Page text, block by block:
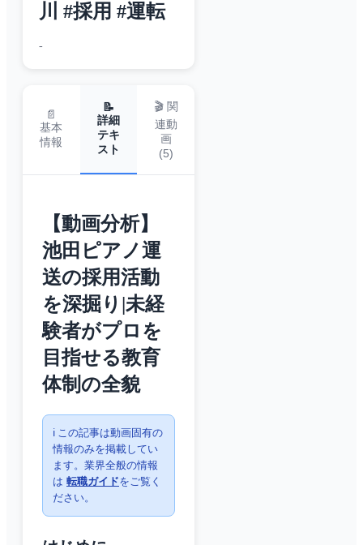
川 #採用 #運転
-
📄
基本
情報
📝
詳細
テキ
スト
🎬 関
連動
画
(5)
【動画分析】
池田ピアノ運
送の採用活動
を深掘り|未経
験者がプロを
目指せる教育
体制の全貌
ℹ️ この記事は動画固有の
情報のみを掲載してい
ます。業界全般の情報
は 転職ガイドをご覧く
ださい。